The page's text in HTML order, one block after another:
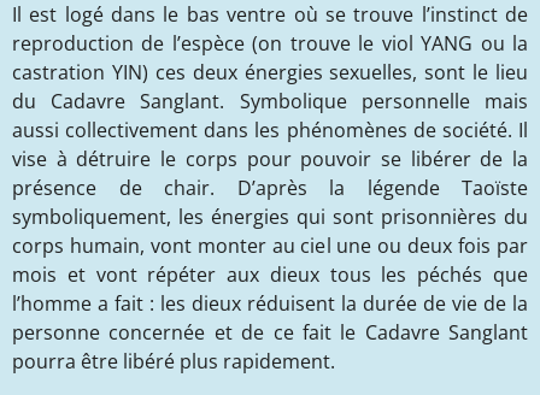
Il est logé dans le bas ventre où se trouve l’instinct de
reproduction de l’espèce (on trouve le viol YANG ou la
castration YIN) ces deux énergies sexuelles, sont le lieu
du Cadavre Sanglant. Symbolique personnelle mais
aussi collectivement dans les phénomènes de société. Il
vise à détruire le corps pour pouvoir se libérer de la
présence de chair. D’après la légende Taoïste
symboliquement, les énergies qui sont prisonnières du
corps humain, vont monter au ciel une ou deux fois par
mois et vont répéter aux dieux tous les péchés que
l’homme a fait : les dieux réduisent la durée de vie de la
personne concernée et de ce fait le Cadavre Sanglant
pourra être libéré plus rapidement.